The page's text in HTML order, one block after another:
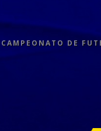
CAMPEONATO DE